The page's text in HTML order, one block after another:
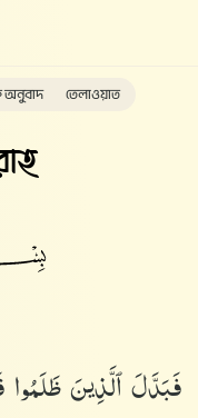
অনুবাদ তেলাওয়াত
فَبَدَّلَ ٱلَّذِينَ